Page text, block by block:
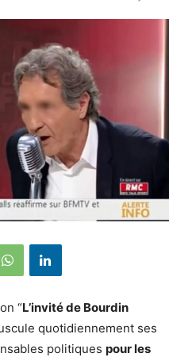
“L’invité de Bourdin
quotidiennement ses
politiques pour les